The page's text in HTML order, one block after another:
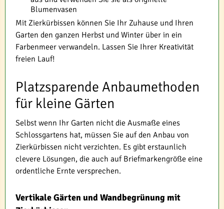
Blumenvasen
Mit Zierkürbissen können Sie Ihr Zuhause und Ihren
Garten den ganzen Herbst und Winter über in ein
Farbenmeer verwandeln. Lassen Sie Ihrer Kreativität
freien Lauf!
Platzsparende Anbaumethoden
für kleine Gärten
Selbst wenn Ihr Garten nicht die Ausmaße eines
Schlossgartens hat, müssen Sie auf den Anbau von
Zierkürbissen nicht verzichten. Es gibt erstaunlich
clevere Lösungen, die auch auf Briefmarkengröße eine
ordentliche Ernte versprechen.
Vertikale Gärten und Wandbegrünung mit